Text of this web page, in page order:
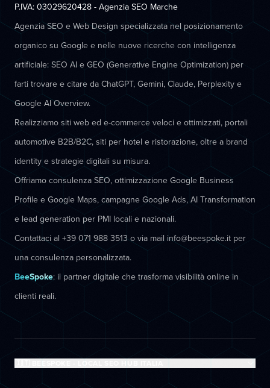
P.IVA: 03029620428 - Agenzia SEO Marche
Agenzia SEO e Web Design specializzata nel posizionamento
organico su Google e nelle nuove ricerche con intelligenza
artificiale: SEO AI e GEO (Generative Engine Optimization) per
farti trovare e citare da ChatGPT, Gemini, Claude, Perplexity e
Google AI Overview.
Realizziamo siti web ed e-commerce veloci e ottimizzati, portali
automotive B2B/B2C, siti per hotel e ristorazione, oltre a brand
identity e strategie digitali su misura.
Offriamo consulenza SEO, ottimizzazione Google Business
Profile e Google Maps, campagne Google Ads, AI Transformation
e lead generation per PMI locali e nazionali.
Contattaci al +39 071 988 3513 o via mail info@beespoke.it per
una consulenza personalizzata.
BeeSpoke: il partner digitale che trasforma visibilità online in
clienti reali.